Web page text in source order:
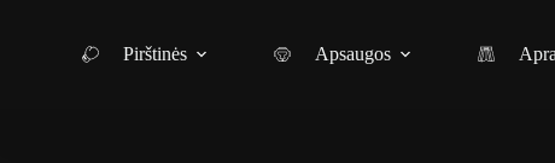
Pirštinės Apsaugos